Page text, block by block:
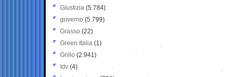
Giustizia (5.784)
governo (5.799)
Grasso (22)
Green Italia (1)
Grillo (2.941)
Idv (4)